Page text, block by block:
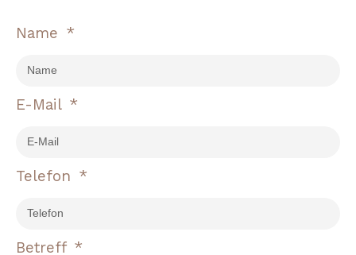
Name
E-Mail
Telefon
Betreff